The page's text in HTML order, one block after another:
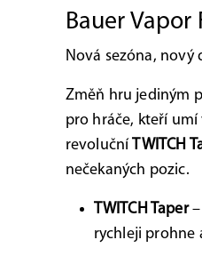
Bauer Vapor
Nová sezóna, nový
Změň hru jediným
pro hráče, kteří umí
revolučníTWITCH
nečekaných pozic.
TWITCH Taper–
rychleji prohne